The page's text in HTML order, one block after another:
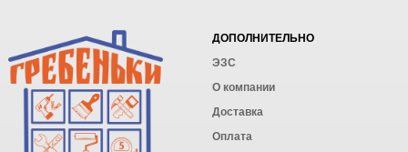
ДОПОЛНИТЕЛЬНО
ЭЗС
О компании
Доставка
Оплата